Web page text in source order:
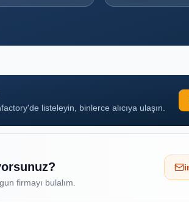
listeleyin, binlerce alıcıya ulaşın.
firmayı bulalım.